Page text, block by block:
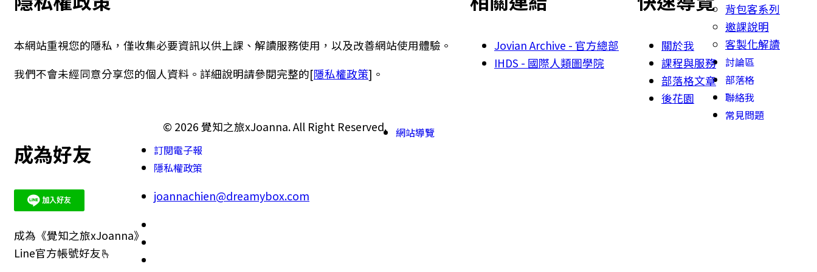
本網站重視您的隱私，僅收集必要資訊以供上課、解讀服務使用，以及改善網站使用體驗。
我們不會未經同意分享您的個人資料。詳細說明請參閱完整的[隱私權政策]。
Jovian Archive - 官方總部
IHDS - 國際人類圖學院
關於我
課程與服務
部落格文章
後花園
成為好友
成為《覺知之旅xJoanna》
Line官方帳號好友🫰
© 2026 覺知之旅xJoanna. All Right Reserved.
背包客系列
邀課說明
客製化解讀
討論區
部落格
聯絡我
常見問題
網站導覽
訂閱電子報
隱私權政策
joannachien@dreamybox.com